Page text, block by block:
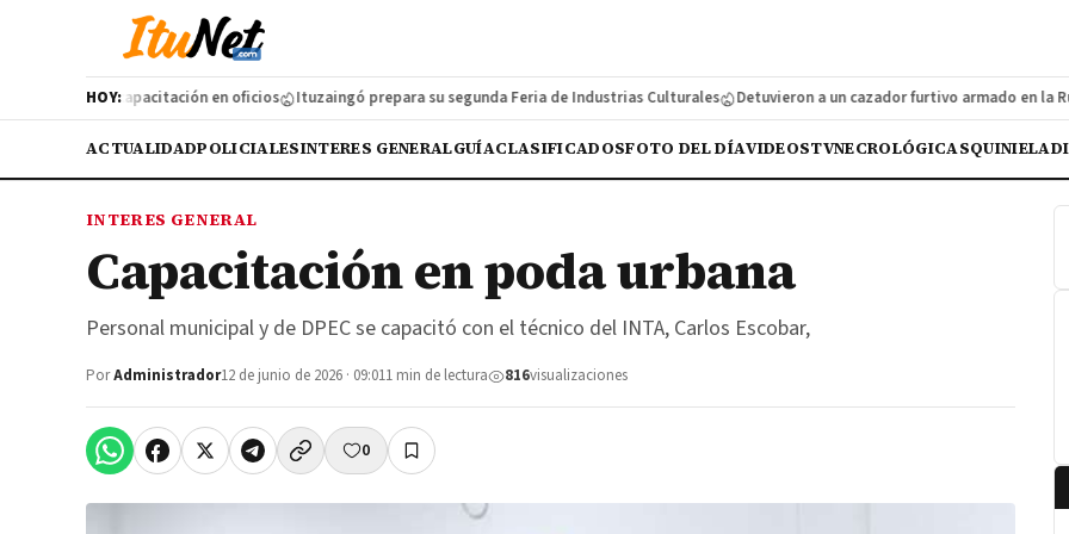
HOY:
una nueva capacitación en oficios Ituzaingó prepara su segunda Feria de Industrias Culturales Detuvieron a un cazador furtivo armado en la Ruta
ACTUALIDADPOLICIALESINTERES GENERALGUÍACLASIFICADOSFOTO DEL DÍAVIDEOSTVNECROLÓGICASQUINIELA
INTERES GENERAL
Capacitación en poda urbana
Personal municipal y de DPEC se capacitó con el técnico del INTA, Carlos Escobar,
PorAdministrador12 de junio de 2026 · 09:011 min de lectura 816visualizaciones
0